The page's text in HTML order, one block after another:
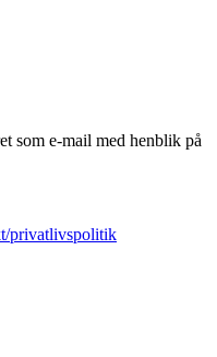
som e-mail med henblik på
privatlivspolitik